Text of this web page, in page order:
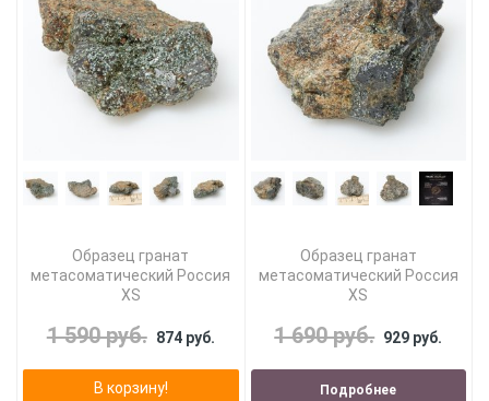
Образец гранат
метасоматический Россия
XS
1 590 руб. 874 руб.
В корзину!
Образец гранат
метасоматический Россия
XS
1 690 руб. 929 руб.
Подробнее